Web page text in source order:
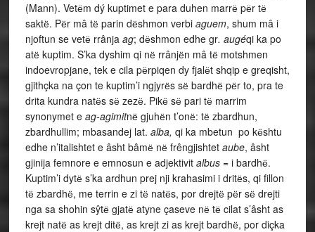
(Mann). Vetёm dý kuptimet e para duhen marrё pёr tё
saktё. Pёr mâ tё parin dёshmon verbi aguem, shum mâ i
njoftun se vetё rrânja ag; dёshmon edhe gr. augéqi ka po
atё kuptim. S’ka dyshim qi nё rrânjёn mâ tё motshmen
indoevropjane, tek e cila pёrpiqen dy fjalёt shqip e greqisht,
gjithçka na çon te kuptim’i ngjyrёs sё bardhё pёr to, pra te
drita kundra natёs sё zezё. Pikё sё pari tё marrim
synonymet e ag-agimitnё gjuhёn t’onё: tё zbardhun,
zbardhullim; mbasandej lat. alba, qi ka mbetun po kёshtu
edhe n’italishtet e âsht bâmё nё frêngjishtet aube, âsht
gjinija femnore e emnosun e adjektivit albus = i bardhё.
Kuptim’i dytё s’ka ardhun prej nji krahasimi i dritёs, qi fillon
tё zbardhё, me terrin e zi tё natёs, por drejtё pёr sё drejti
nga sa shohin sŷtё gjatё atyne çaseve nё tё cilat s’âsht as
krejt natё as krejt ditё, as krejt zi as krejt bardhё, por diçka